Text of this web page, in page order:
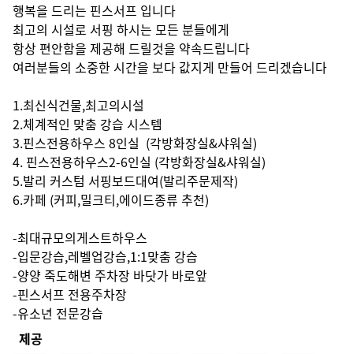
행복을 드리는 핀스서프 입니다
최고의 시설로 서핑 하시는 모든 분들에게
항상 편안함을 제공해 드릴것을 약속드립니다
여러분들의 소중한 시간을 보다 값지게 만들어 드리겠습니다
1.최신식건물,최고의시설
2.체계적인 맞춤 강습 시스템
3.핀스전용하우스 8인실  (각방화장실&샤워실)
4. 핀스전용하우스2-6인실 (각방화장실&샤워실)
5.발리 커스텀 서핑보드대여(발리주문제작)
6.카페 (커피,밀크티,에이드종류 추천)
-최대규모의게스트하우스
-입문강습,레벨업강습,1:1맞춤 강습
-양양 죽도해변 주차장 바닷가 바로앞
-핀스서프 전용주차장
-유소년 전문강습
제공